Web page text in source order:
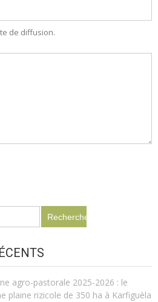
de diffusion.
agro-pastorale 2025-2026 : le
plaine rizicole de 350 ha à Karfiguèla